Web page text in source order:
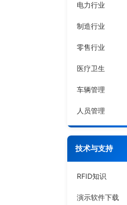
电力行业
制造行业
零售行业
医疗卫生
车辆管理
人员管理
技术与支持
RFID知识
演示软件下载